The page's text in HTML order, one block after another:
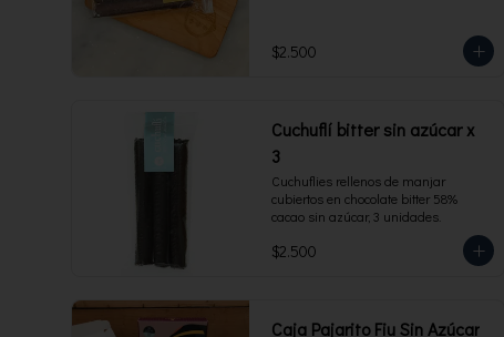
$2.500
Cuchuflí bitter sin azúcar x
3
Cuchuflies rellenos de manjar
cubiertos en chocolate bitter 58%
cacao sin azúcar, 3 unidades.
$2.500
Caja Pajarito Fiu Sin Azúcar